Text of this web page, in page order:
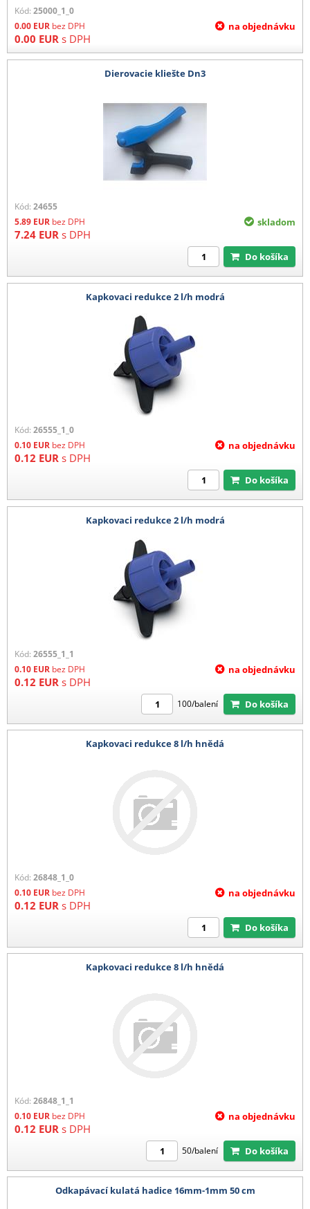
Kód: 25000_1_0
0.00 EUR bez DPH
0.00 EUR s DPH
na objednávku
Dierovacie kliešte Dn3
Kód: 24655
5.89 EUR bez DPH
7.24 EUR s DPH
skladom
Do košíka
Kapkovaci redukce 2 l/h modrá
Kód: 26555_1_0
0.10 EUR bez DPH
0.12 EUR s DPH
na objednávku
Do košíka
Kapkovaci redukce 2 l/h modrá
Kód: 26555_1_1
0.10 EUR bez DPH
0.12 EUR s DPH
na objednávku
100/balení Do košíka
Kapkovaci redukce 8 l/h hnědá
Kód: 26848_1_0
0.10 EUR bez DPH
0.12 EUR s DPH
na objednávku
Do košíka
Kapkovaci redukce 8 l/h hnědá
Kód: 26848_1_1
0.10 EUR bez DPH
0.12 EUR s DPH
na objednávku
50/balení Do košíka
Odkapávací kulatá hadice 16mm-1mm 50 cm